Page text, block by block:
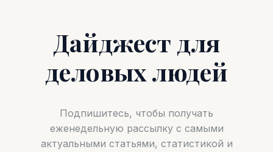
Дайджест для
деловых людей
Подпишитесь, чтобы получать
еженедельную рассылку с самыми
актуальными статьями, статистикой и